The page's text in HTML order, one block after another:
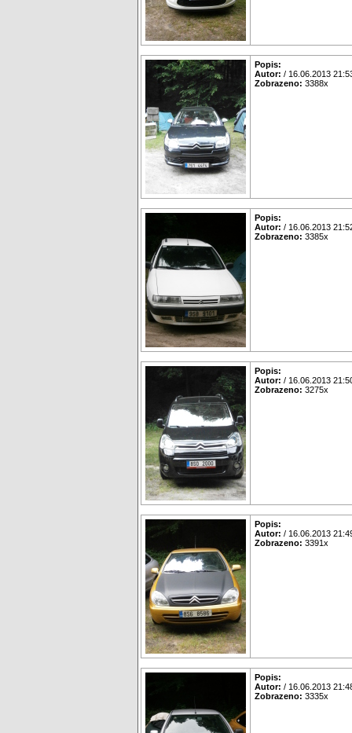
Popis:
Autor: / 16.06.2013
Zobrazeno: 3388x
Popis:
Autor: / 16.06.2013
Zobrazeno: 3385x
Popis:
Autor: / 16.06.2013
Zobrazeno: 3275x
Popis:
Autor: / 16.06.2013
Zobrazeno: 3391x
Popis:
Autor: / 16.06.2013
Zobrazeno: 3335x